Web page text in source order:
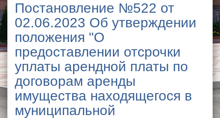
Постановление №522 от
02.06.2023 Об утверждении
положения "О
предоставлении отсрочки
уплаты арендной платы по
договорам аренды
имущества находящегося в
муниципальной